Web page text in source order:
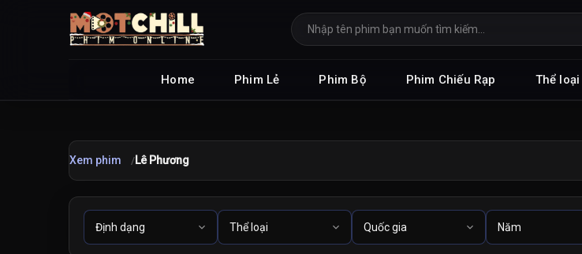
Home Phim Lẻ Phim Bộ Phim Chiếu Rạp Thể loại
Xem phim Lê Phương